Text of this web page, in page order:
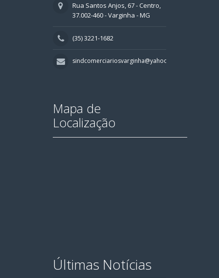
Rua Santos Anjos, 67 - Centro,
37.002-460 - Varginha - MG
(35) 3221-1682
sindcomerciariosvarginha@yahoo.com.br
Mapa de
Localização
Últimas Notícias